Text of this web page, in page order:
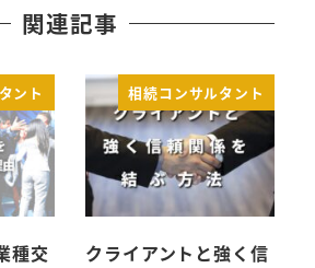
関連記事
ント
種交
相続コンサルタント
クライアントと強く信